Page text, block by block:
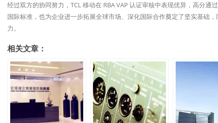
经过双方的协同努力，TCL 移动在 RBA VAP 认证审核中表现优异，高分
国际标准，也为企业进一步拓展全球市场、深化国际合作奠定了坚实基础
力。
相关文章：